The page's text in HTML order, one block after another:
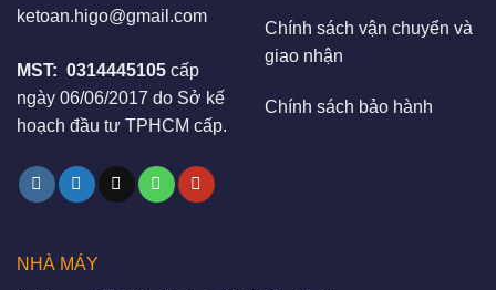
ketoan.higo@gmail.com
MST: 0314445105 cấp
ngày 06/06/2017 do Sở kế
hoạch đầu tư TPHCM cấp.
Chính sách vận chuyển và
giao nhận
Chính sách bảo hành
NHÀ MÁY